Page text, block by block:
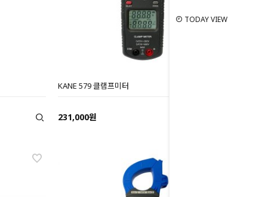
TODAY VIEW
KANE 579 클램프미터
231,000원